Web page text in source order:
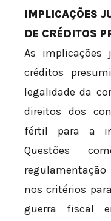
IMPLICAÇÕES
DE CRÉDITOS
As implicações
créditos
legalidade da
direitos dos
fértil para a
Questões
nos critérios
guerra fiscal